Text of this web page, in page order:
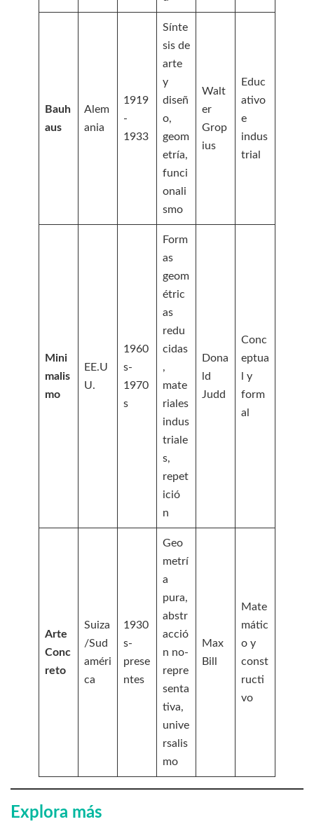
Bauh
aus
Alem
ania
1919
-
1933
Sínte
sis de
arte
y
diseñ
o,
geom
etría,
funci
onali
smo
Walt
er
Grop
ius
Educ
ativo
e
indus
trial
Mini
malis
mo
EE.U
U.
1960
s-
1970
s
Form
as
geom
étric
as
redu
cidas
,
mate
riales
indus
triale
s,
repet
ició
n
Dona
ld
Judd
Conc
eptua
l y
form
al
Arte
Conc
reto
Suiza
/Sud
améri
ca
1930
s-
prese
ntes
Geo
metrí
a
pura,
abstr
acció
n no-
repre
senta
tiva,
unive
rsalis
mo
Max
Bill
Mate
mátic
o y
const
ructi
vo
Explora más